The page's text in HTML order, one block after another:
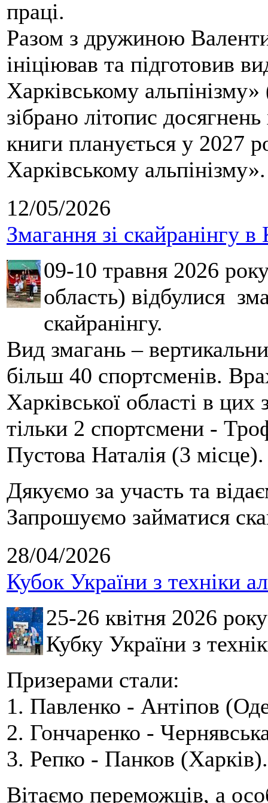
праці.
Разом з дружиною
ініціював та підготовив
Харківському
зібрано літопис
книги планується у 2027
Харківському альпінізму».
12/05/2026
Змагання зі скайранінгу в
09-10 травня 2026
область) відбулися
скайранінгу.
Вид змагань –
більш 40 спортсменів.
Харківської області в
тільки 2 спортсмени -
Пустова Наталія (3 місце).
Дякуємо за участь та
Запрошуємо займатися
28/04/2026
Кубок України з техніки
25-26 квітня 2026
Кубку України з
Призерами стали:
1. Павленко - Антіпов
2. Гончаренко -
3. Репко - Панков (Харків).
Вітаємо переможців, а